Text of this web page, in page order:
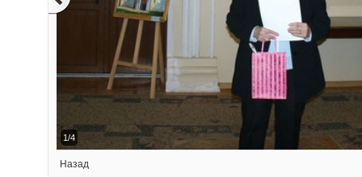
2/4
Назад